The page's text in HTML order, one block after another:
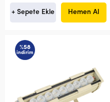
+ Sepete Ekle Hemen Al
%58
indirim